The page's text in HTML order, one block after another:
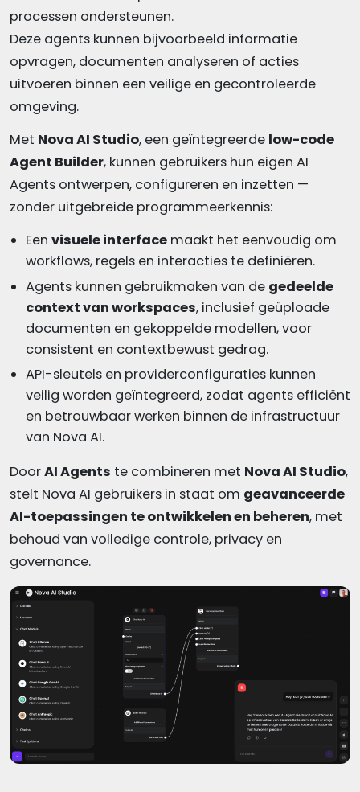
processen ondersteunen.
Deze agents kunnen bijvoorbeeld informatie
opvragen, documenten analyseren of acties
uitvoeren binnen een veilige en gecontroleerde
omgeving.
Met Nova AI Studio, een geïntegreerde low-code
Agent Builder, kunnen gebruikers hun eigen AI
Agents ontwerpen, configureren en inzetten —
zonder uitgebreide programmeerkennis:
Een visuele interface maakt het eenvoudig om
workflows, regels en interacties te definiëren.
Agents kunnen gebruikmaken van de gedeelde
context van workspaces, inclusief geüploade
documenten en gekoppelde modellen, voor
consistent en contextbewust gedrag.
API-sleutels en providerconfiguraties kunnen
veilig worden geïntegreerd, zodat agents efficiënt
en betrouwbaar werken binnen de infrastructuur
van Nova AI.
DoorAI Agents te combineren met Nova AI Studio,
stelt Nova AI gebruikers in staat om geavanceerde
AI-toepassingen te ontwikkelen en beheren, met
behoud van volledige controle, privacy en
governance.